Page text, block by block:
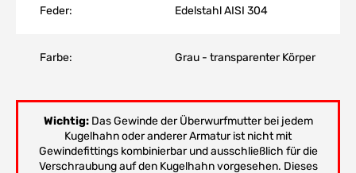
Feder: Edelstahl AISI 304
Farbe: Grau - transparenter Körper
Wichtig:Das Gewinde der Überwurfmutter bei jedem
Kugelhahn oder anderer Armatur ist nicht mit
Gewindefittings kombinierbar und ausschließlich für die
Verschraubung auf den Kugelhahn vorgesehen. Dieses